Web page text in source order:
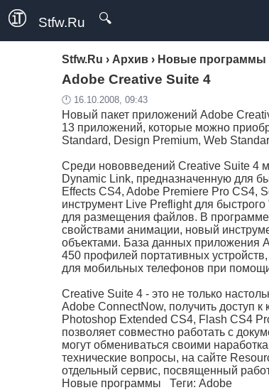
Stfw.Ru 🔍
Stfw.Ru › Архив › Новые программы
Adobe Creative Suite 4
🕛 16.10.2008, 09:43
Новый пакет приложений Adobe
13 приложений, которые можно
Standard, Design Premium, Web
Среди нововведений Creative Suite 4
Dynamic Link, предназначенную для
Effects CS4, Adobe Premiere Pro CS4,
инструмент Live Preflight для
для размещения файлов. В
свойствами анимации, новый
объектами. База данных приложения
450 профилей портативных
для мобильных телефонов при
Creative Suite 4 - это не только
Adobe ConnectNow, получить доступ
Photoshop Extended CS4, Flash CS4
позволяет совместно работать с
могут обмениваться своими
технические вопросы, на сайте
отдельный сервис, посвященный
Новые программы Теги: Adobe